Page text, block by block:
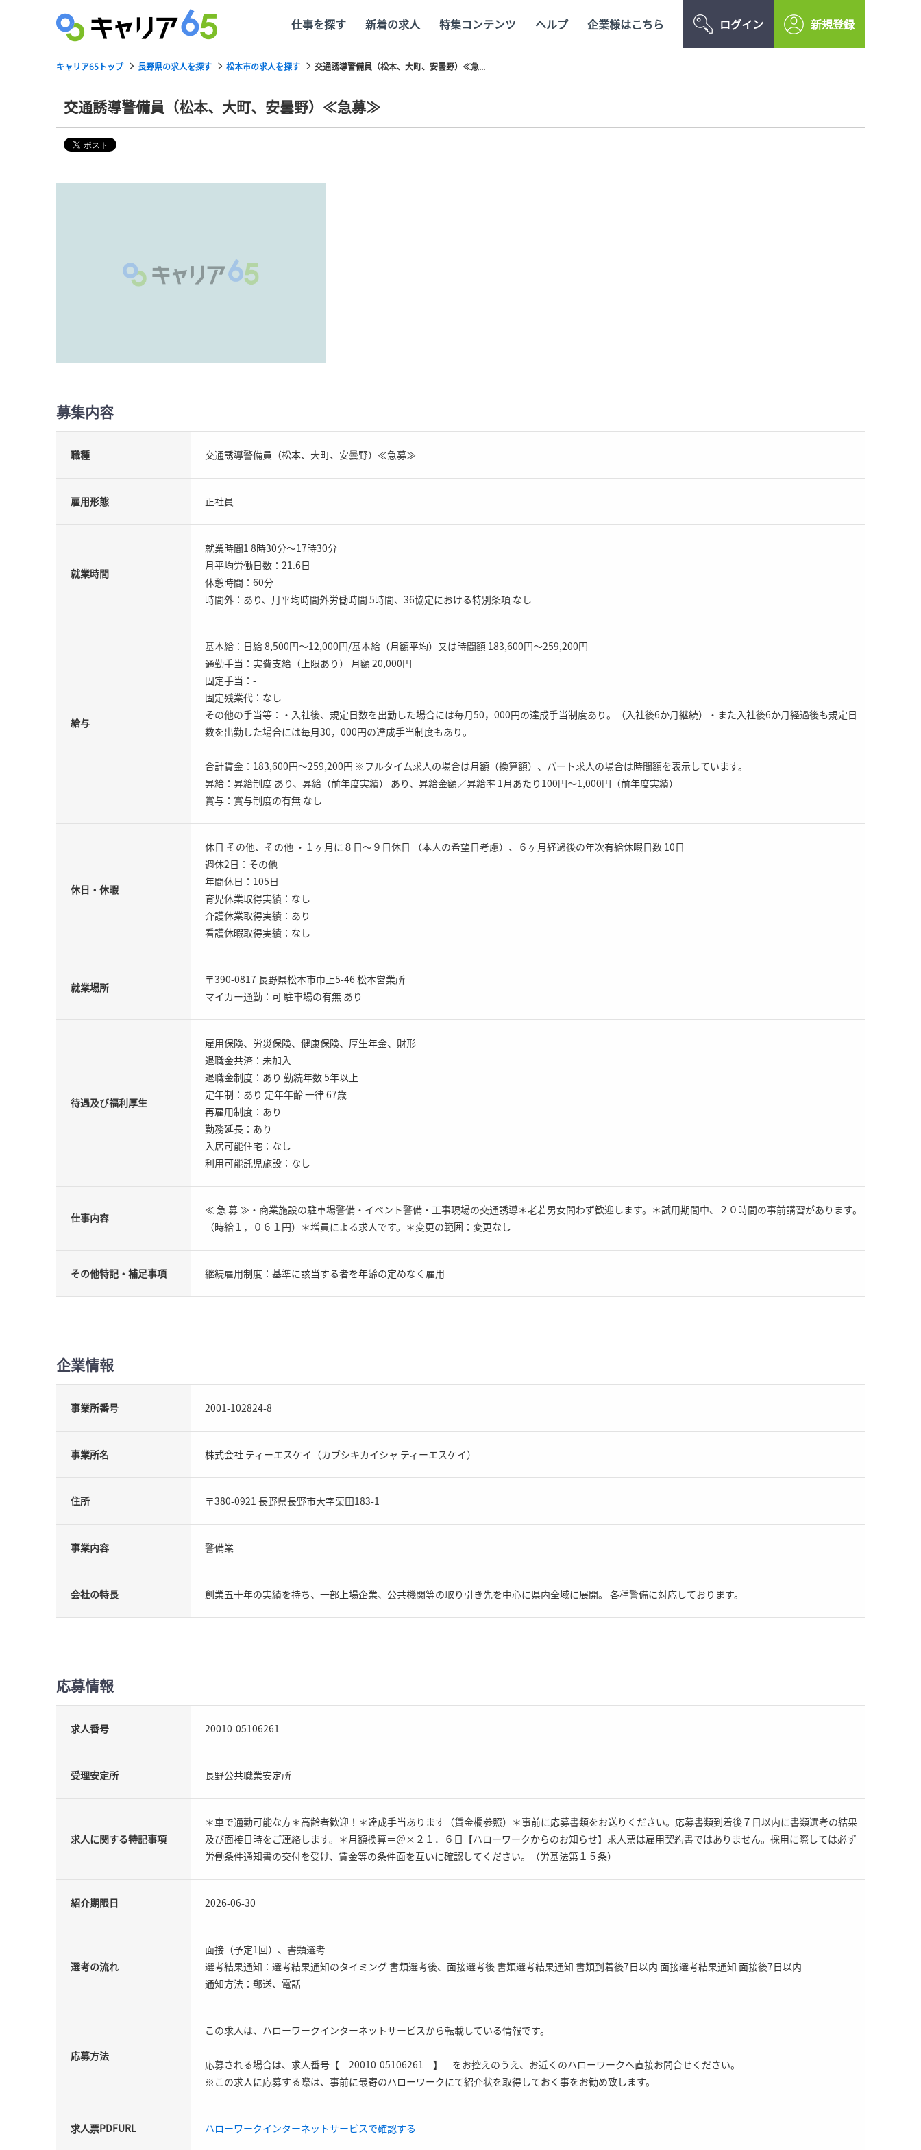
仕事を探す 新着の求人 特集コンテンツ ヘルプ 企業様はこちら ログイン 新規登録
キャリア65トップ 長野県の求人を探す 松本市の求人を探す 交通誘導警備員（松本、大町、安曇野）≪急...
交通誘導警備員（松本、大町、安曇野）≪急募≫
募集内容
職種 交通誘導警備員（松本、大町、安曇野）≪急募≫
雇用形態 正社員
就業時間
就業時間1 8時30分〜17時30分
月平均労働日数：21.6日
休憩時間：60分
時間外：あり、月平均時間外労働時間 5時間、36協定における特別条項 なし
給与
基本給：日給 8,500円〜12,000円/基本給（月額平均）又は時間額 183,600円〜259,200円
通勤手当：実費支給（上限あり） 月額 20,000円
固定手当：-
固定残業代：なし
その他の手当等：・入社後、規定日数を出勤した場合には毎月50，000円の達成手当制度あり。（入社後6か月継続）・また入社後6か月経過後も規定日
数を出勤した場合には毎月30，000円の達成手当制度もあり。
合計賃金：183,600円〜259,200円 ※フルタイム求人の場合は月額（換算額）、パート求人の場合は時間額を表示しています。
昇給：昇給制度 あり、昇給（前年度実績） あり、昇給金額／昇給率 1月あたり100円〜1,000円（前年度実績）
賞与：賞与制度の有無 なし
休日・休暇
休日 その他、その他 ・１ヶ月に８日〜９日休日 （本人の希望日考慮）、６ヶ月経過後の年次有給休暇日数 10日
週休2日：その他
年間休日：105日
育児休業取得実績：なし
介護休業取得実績：あり
看護休暇取得実績：なし
就業場所
〒390-0817 長野県松本市巾上5-46 松本営業所
マイカー通勤：可 駐車場の有無 あり
待遇及び福利厚生
雇用保険、労災保険、健康保険、厚生年金、財形
退職金共済：未加入
退職金制度：あり 勤続年数 5年以上
定年制：あり 定年年齢 一律 67歳
再雇用制度：あり
勤務延長：あり
入居可能住宅：なし
利用可能託児施設：なし
仕事内容
≪ 急 募 ≫・商業施設の駐車場警備・イベント警備・工事現場の交通誘導＊老若男女問わず歓迎します。＊試用期間中、２０時間の事前講習があります。
（時給１，０６１円）＊増員による求人です。＊変更の範囲：変更なし
その他特記・補足事項 継続雇用制度：基準に該当する者を年齢の定めなく雇用
企業情報
事業所番号 2001-102824-8
事業所名 株式会社 ティーエスケイ（カブシキカイシャ ティーエスケイ）
住所 〒380-0921 長野県長野市大字栗田183-1
事業内容 警備業
会社の特長 創業五十年の実績を持ち、一部上場企業、公共機関等の取り引き先を中心に県内全域に展開。 各種警備に対応しております。
応募情報
求人番号 20010-05106261
受理安定所 長野公共職業安定所
求人に関する特記事項
＊車で通勤可能な方＊高齢者歓迎！＊達成手当あります（賃金欄参照）＊事前に応募書類をお送りください。応募書類到着後７日以内に書類選考の結果
及び面接日時をご連絡します。＊月額換算＝＠×２１．６日【ハローワークからのお知らせ】求人票は雇用契約書ではありません。採用に際しては必ず
労働条件通知書の交付を受け、賃金等の条件面を互いに確認してください。（労基法第１５条）
紹介期限日 2026-06-30
選考の流れ
面接（予定1回）、書類選考
選考結果通知：選考結果通知のタイミング 書類選考後、面接選考後 書類選考結果通知 書類到着後7日以内 面接選考結果通知 面接後7日以内
通知方法：郵送、電話
応募方法
この求人は、ハローワークインターネットサービスから転載している情報です。
応募される場合は、求人番号【 20010-05106261 】 をお控えのうえ、お近くのハローワークへ直接お問合せください。
※この求人に応募する際は、事前に最寄のハローワークにて紹介状を取得しておく事をお勧め致します。
求人票PDFURL ハローワークインターネットサービスで確認する